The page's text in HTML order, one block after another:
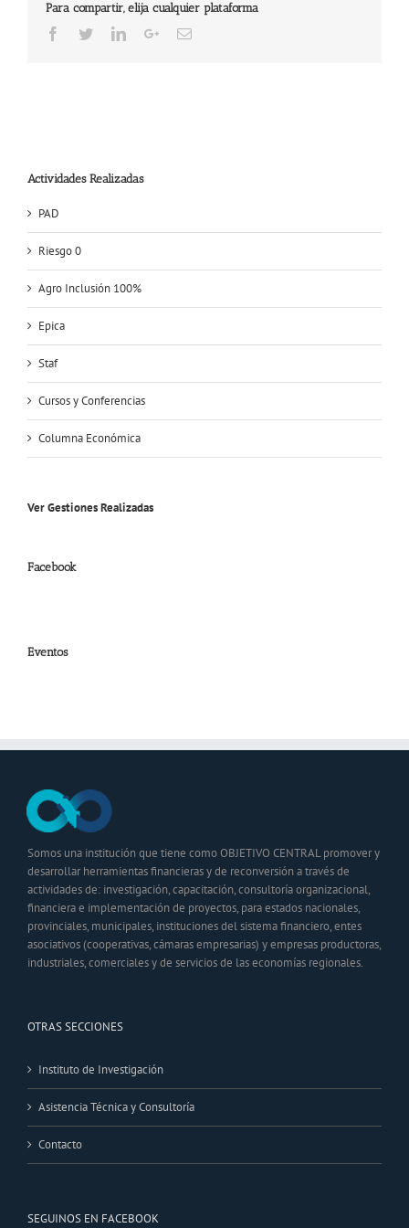
Para compartir, elija cualquier plataforma
Facebook
TwitterLinkedInGoogle+Email
Actividades Realizadas
PAD
Riesgo 0
Agro Inclusión 100%
Epica
Staf
Cursos y Conferencias
Columna Económica
Ver Gestiones Realizadas
Facebook
Eventos
Somos una institución que tiene como OBJETIVO CENTRAL promover y
desarrollar herramientas financieras y de reconversión a través de
actividades de: investigación, capacitación, consultoría organizacional,
financiera e implementación de proyectos, para estados nacionales,
provinciales, municipales, instituciones del sistema financiero, entes
asociativos (cooperativas, cámaras empresarias) y empresas productoras,
industriales, comerciales y de servicios de las economías regionales.
OTRAS SECCIONES
Instituto de Investigación
Asistencia Técnica y Consultoría
Contacto
SEGUINOS EN FACEBOOK